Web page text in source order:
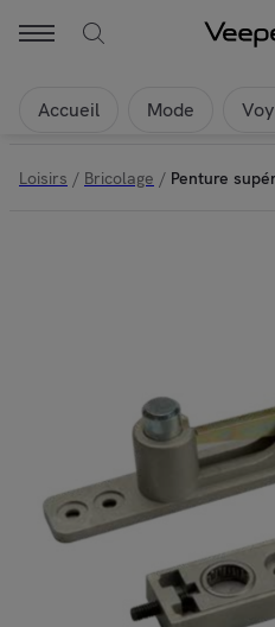
Accueil Mode
Loisirs / Bricolage / Penture